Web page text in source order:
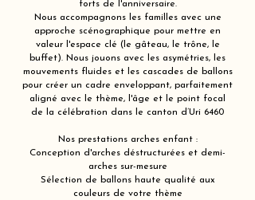
forts de l'anniversaire.
Nous accompagnons les familles avec une
approche scénographique pour mettre en
valeur l'espace clé (le gâteau, le trône, le
buffet). Nous jouons avec les asymétries, les
mouvements fluides et les cascades de ballons
pour créer un cadre enveloppant, parfaitement
aligné avec le thème, l'âge et le point focal
de la célébration dans le canton d’Uri 6460
Nos prestations arches enfant :
Conception d'arches déstructurées et demi-
arches sur-mesure
Sélection de ballons haute qualité aux
couleurs de votre thème